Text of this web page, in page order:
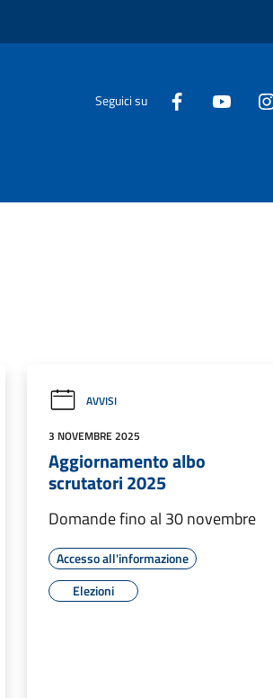
Seguici su
AVVISI
3 NOVEMBRE 2025
Aggiornamento albo
scrutatori 2025
Domande fino al 30 novembre
Accesso all'informazione
Elezioni